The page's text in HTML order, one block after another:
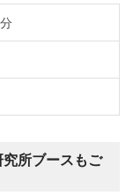
所ブースもご